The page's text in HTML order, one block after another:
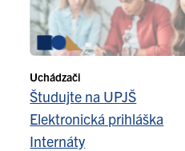
Uchádzači
Študujte na UPJŠ
Elektronická prihláška
Internáty